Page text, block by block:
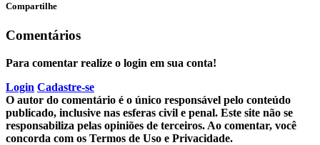
Compartilhe
Comentários
Para comentar realize o login em sua conta!
Login Cadastre-se
O autor do comentário é o único responsável pelo conteúdo
publicado, inclusive nas esferas civil e penal. Este site não se
responsabiliza pelas opiniões de terceiros. Ao comentar, você
concorda com os Termos de Uso e Privacidade.